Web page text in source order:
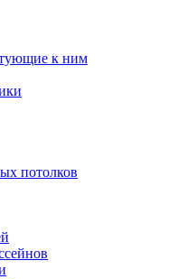
к ним
потолков